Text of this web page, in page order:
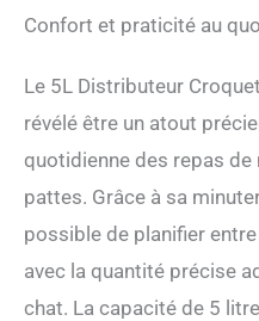
Confort et praticité au
Le 5L Distributeur
révélé être un atout
quotidienne des repas
pattes. Grâce à sa
possible de planifier
avec la quantité précise
chat. La capacité de 5